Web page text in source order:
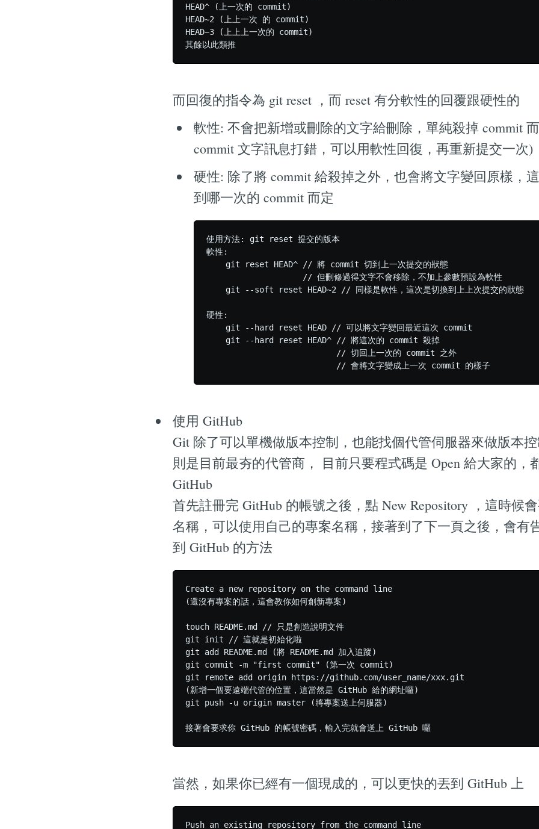
HEAD^ (上一次的 commit)
HEAD~2 (上上一次 的 commit)
HEAD~3 (上上上一次的 commit)
而回復的指令為 git reset ，而 reset 有分軟性的回覆跟硬性的
軟性: 不會把新增或刪除的文字給刪除，單純殺掉 commit
commit 文字訊息打錯，可以用軟性回復，再重新提交一次)
硬性: 除了將 commit 給殺掉之外，也會將文字變回原樣，
到哪一次的 commit 而定
使用方法: git reset 提交的版本
軟性:
    git reset HEAD^ // 將 commit 切到上一次提交的狀態
                    // 但刪修過得文字不會移除，不加上參數預設為軟性
    git --soft reset HEAD~2 // 同樣是軟性，這次是切換到上上次提交的狀態
硬性:
    git --hard reset HEAD // 可以將文字變回最近這次 commit
    git --hard reset HEAD^ // 將這次的 commit 殺掉
                           // 切回上一次的 commit 之外
使用 GitHub
Git 除了可以單機做版本控制，也能找個代管伺服器來做版本
則是目前最夯的代管商， 目前只要程式碼是 Open 給大家的，
GitHub
首先註冊完 GitHub 的帳號之後，點 New Repository ，這時候
名稱，可以使用自己的專案名稱，接著到了下一頁之後，會有
到 GitHub 的方法
Create a new repository on the command line
(還沒有專案的話，這會教你如何創新專案)
touch README.md // 只是創造說明文件
git init // 這就是初始化啦
git add README.md (將 README.md 加入追蹤)
git commit -m "first commit" (第一次 commit)
git remote add origin https://github.com/user_name/xxx.git
(新增一個要遠端代管的位置，這當然是 GitHub 給的網址囉)
git push -u origin master (將專案送上伺服器)
當然，如果你已經有一個現成的，可以更快的丟到 GitHub 上
Push an existing repository from the command line